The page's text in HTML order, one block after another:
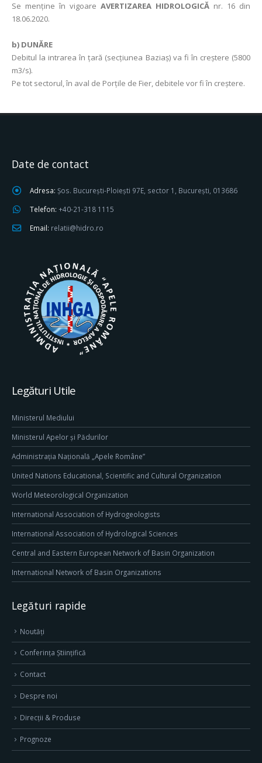
Se menține în vigoare AVERTIZAREA HIDROLOGICĂ nr. 16 din
18.06.2020.
b) DUNĂRE
Debitul la intrarea în ţară (secţiunea Baziaş) va fi în creştere (5800
m3/s).
Pe tot sectorul, în aval de Porţile de Fier, debitele vor fi în creştere.
Date de contact
Adresa: Șos. București-Ploiești 97E, sector 1, București, 013686
Telefon: +40-21-318 1115
Email: relatii@hidro.ro
Legături Utile
Ministerul Mediului
Ministerul Apelor și Pădurilor
Administrația Națională „Apele Române”
United Nations Educational, Scientific and Cultural Organization
World Meteorological Organization
International Association of Hydrogeologists
International Association of Hydrological Sciences
Central and Eastern European Network of Basin Organization
International Network of Basin Organizations
Legături rapide
Noutăți
Conferința Științifică
Contact
Despre noi
Direcţii & Produse
Prognoze